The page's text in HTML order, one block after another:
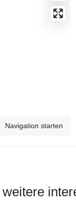
Navigation starten
weitere